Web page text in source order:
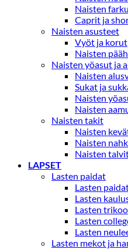
Naisten
Caprit ja
Naisten asusteet
Vyöt ja korut
Naisten
Naisten yöasut ja
Naisten
Sukat ja
Naisten
Naisten
Naisten takit
Naisten
Naisten
Naisten
LAPSET
Lasten paidat
Lasten
Lasten
Lasten
Lasten
Lasten
Lasten mekot ja